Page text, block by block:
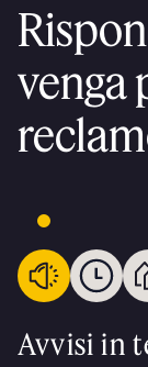
venga
Avvisi in